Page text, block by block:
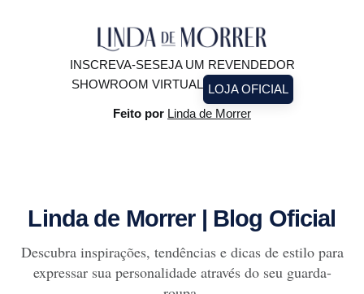
INSCREVA-SESEJA UM REVENDEDOR
SHOWROOM VIRTUAL LOJA OFICIAL
Feito por Linda de Morrer
Linda de Morrer | Blog Oficial
Descubra inspirações, tendências e dicas de estilo para
expressar sua personalidade através do seu guarda-